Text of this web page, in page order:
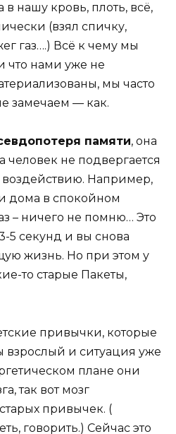
в нашу кровь, плоть, всё,
(взял спичку,
газ….) Всё к чему мы
что нами уже не
мы часто
замечаем — как.
памяти, она
человек не подвергается
Например,
дома в спокойном
– ничего не помню… Это
5 секунд и вы снова
жизнь. Но при этом у
то старые Пакеты,
привычки, которые
и ситуация уже
плане они
так вот мозг
привычек. (
говорить.) Сейчас это